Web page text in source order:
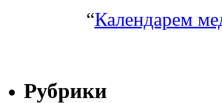
“Календарем
Рубрики